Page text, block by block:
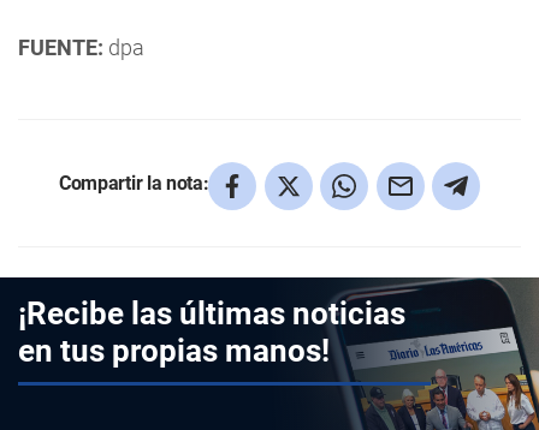
FUENTE: dpa
Compartir la nota:
¡Recibe las últimas noticias
en tus propias manos!